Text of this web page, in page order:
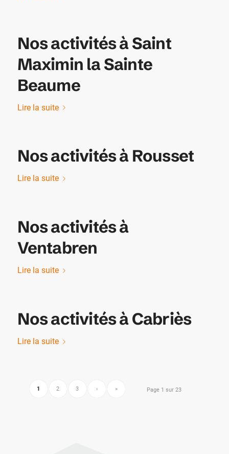
Nos activités à Saint
Maximin la Sainte
Beaume
Lire la suite
Nos activités à Rousset
Lire la suite
Nos activités à
Ventabren
Lire la suite
Nos activités à Cabriès
Lire la suite
Page 1 sur 23
1 2 3 › »